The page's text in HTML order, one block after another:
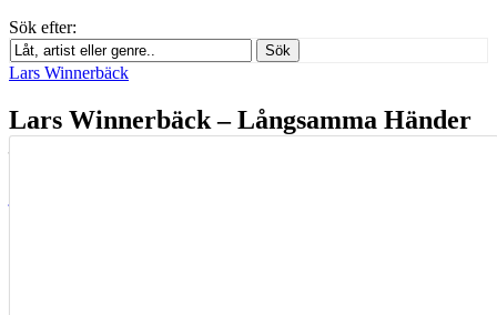
Sök efter:
Sök
Lars Winnerbäck
Lars Winnerbäck – Långsamma Händer